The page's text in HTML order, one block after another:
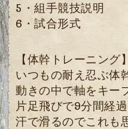
5・組手競技説明
6・試合形式
【体幹トレーニング】
いつもの耐え忍ぶ体
動きの中で軸をキー
片足飛びで9分間経過
汗で滑るのでこれも